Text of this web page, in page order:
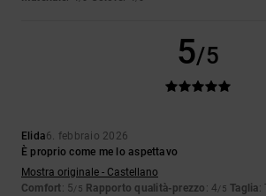
5/5
Elida6. febbraio 2026
È proprio come me lo aspettavo
Mostra originale - Castellano
Comfort: 5/5 Rapporto qualità-prezzo : 4/5 Taglia: